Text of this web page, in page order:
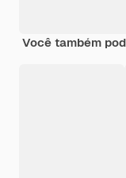
Você também